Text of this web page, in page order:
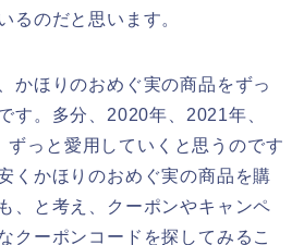
るのだと思います。
かほりのおめぐ実の商品をずっ
す。多分、2020年、2021年、
っと愛用していくと思うのです
くかほりのおめぐ実の商品を購
、と考え、クーポンやキャンペ
クーポンコードを探してみるこ